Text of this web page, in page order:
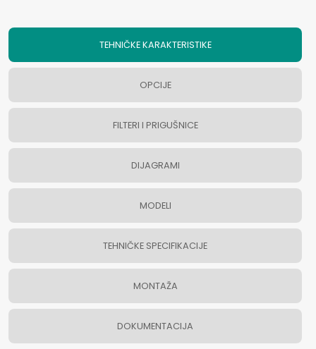
TEHNIČKE KARAKTERISTIKE
OPCIJE
FILTERI I PRIGUŠNICE
DIJAGRAMI
MODELI
TEHNIČKE SPECIFIKACIJE
MONTAŽA
DOKUMENTACIJA